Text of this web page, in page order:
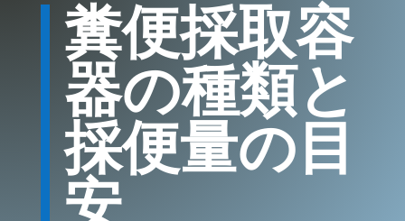
糞便採取容
器の種類と
採便量の目
安